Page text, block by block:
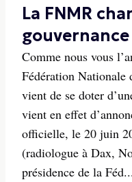
La FNMR
gouvernance
Comme nous vous
Fédération Nationale
vient de se doter
vient en effet
officielle, le 20 juin
(radiologue à Dax,
présidence de la Féd...